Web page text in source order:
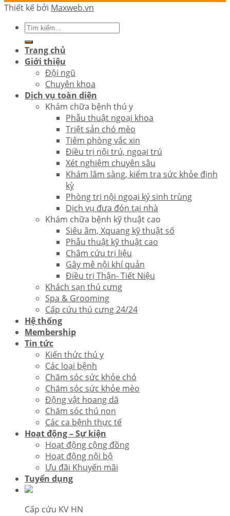
Thiết kế bởi Maxweb.vn
Trang chủ
Giới thiệu
Đội ngũ
Chuyên khoa
Dịch vụ toàn diện
Khám chữa bệnh thú y
Phẫu thuật ngoại khoa
Triệt sản chó mèo
Tiêm phòng vắc xin
Điều trị nội trú, ngoại trú
Xét nghiệm chuyên sâu
Khám lâm sàng, kiểm tra sức khỏe định
kỳ
Phòng trị nội ngoại ký sinh trùng
Dịch vụ đưa đón tại nhà
Khám chữa bệnh kỹ thuật cao
Siêu âm, Xquang kỹ thuật số
Phẫu thuật kỹ thuật cao
Châm cứu trị liệu
Gây mê nội khí quản
Điều trị Thận- Tiết Niệu
Khách sạn thú cưng
Spa & Grooming
Cấp cứu thú cưng 24/24
Hệ thống
Membership
Tin tức
Kiến thức thú y
Các loại bệnh
Chăm sóc sức khỏe chó
Chăm sóc sức khỏe mèo
Động vật hoang dã
Chăm sóc thú non
Các ca bệnh thực tế
Hoạt động – Sự kiện
Hoạt động cộng đồng
Hoạt động nội bộ
Ưu đãi Khuyến mãi
Tuyển dụng
Cấp cứu KV HN